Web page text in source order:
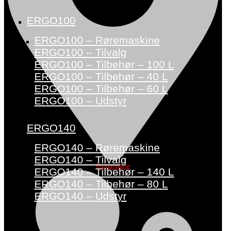
Forhandlere
ERGO100
ERGO100 – Røremaskine
ERGO100 – Tilvalg
ERGO100 – Tilbehør – 100 L
ERGO100 – Tilbehør – 40 L
ERGO100 – Tilbehør – 60 L
ERGO100 – Udstyr
ERGO140
ERGO140 – Røremaskine
ERGO140 – Tilvalg
ERGO140 – Tilbehør – 140 L
ERGO140 – Tilbehør – 80 L
ERGO140 – Udstyr